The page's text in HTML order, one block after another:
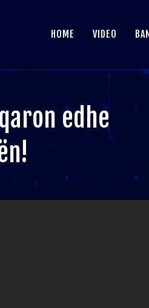
HOME VIDEO
edhe